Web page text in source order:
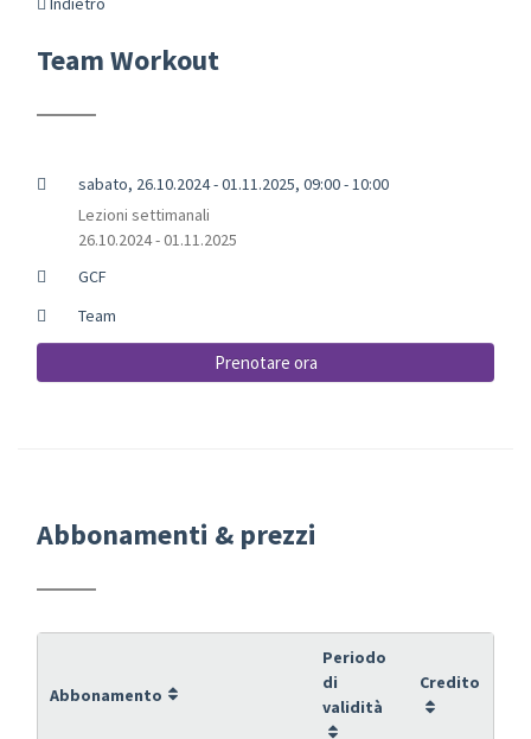
Team Workout
sabato, 26.10.2024 - 01.11.2025, 09:00 - 10:00
Lezioni settimanali
26.10.2024 - 01.11.2025
GCF
Team
Prenotare ora
Abbonamenti & prezzi
Abbonamento
Periodo
di
validità
Credito